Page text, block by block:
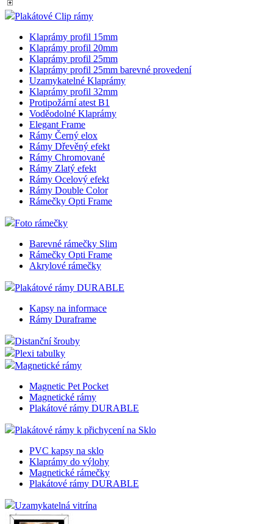
Plakátové Clip rámy
Klaprámy profil 15mm
Klaprámy profil 20mm
Klaprámy profil 25mm
Klaprámy profil 25mm barevné provedení
Uzamykatelné Klaprámy
Klaprámy profil 32mm
Protipožární atest B1
Voděodolné Klaprámy
Elegant Frame
Rámy Černý elox
Rámy Dřevěný efekt
Rámy Chromované
Rámy Zlatý efekt
Rámy Ocelový efekt
Rámy Double Color
Rámečky Opti Frame
Foto rámečky
Barevné rámečky Slim
Rámečky Opti Frame
Akrylové rámečky
Plakátové rámy DURABLE
Kapsy na informace
Rámy Duraframe
Distanční šrouby
Plexi tabulky
Magnetické rámy
Magnetic Pet Pocket
Magnetické rámy
Plakátové rámy DURABLE
Plakátové rámy k přichycení na Sklo
PVC kapsy na sklo
Klaprámy do výlohy
Magnetické rámečky
Plakátové rámy DURABLE
Uzamykatelná vitrína